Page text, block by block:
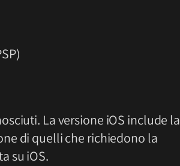
La versione iOS include la
di quelli che richiedono la
su iOS.